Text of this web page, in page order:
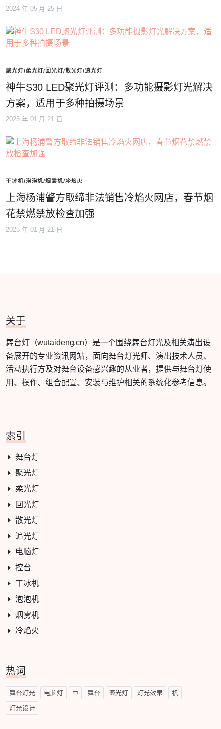
2024 年 05 月 25 日
聚光灯/柔光灯/回光灯/散光灯/追光灯
神牛S30 LED聚光灯评测：多功能摄影灯光解决
方案，适用于多种拍摄场景
2025 年 01 月 21 日
干冰机/泡泡机/烟雾机/冷焰火
上海杨浦警方取缔非法销售冷焰火网店，春节烟
花禁燃禁放检查加强
2025 年 01 月 21 日
关于
舞台灯（wutaideng.cn）是一个围绕舞台灯光及相关演出设
备展开的专业资讯网站，面向舞台灯光师、演出技术人员、
活动执行方及对舞台设备感兴趣的从业者，提供与舞台灯使
用、操作、组合配置、安装与维护相关的系统化参考信息。
索引
舞台灯
聚光灯
柔光灯
回光灯
散光灯
追光灯
电脑灯
控台
干冰机
泡泡机
烟雾机
冷焰火
热词
舞台灯光 电脑灯 中 舞台 聚光灯 灯光效果 机
灯光设计